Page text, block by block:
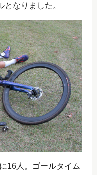
なりました。
16人。ゴールタイム